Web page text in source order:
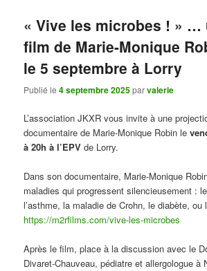
« Vive les microbes ! » …
film de Marie-Monique
le 5 septembre à Lorry
Publié le4 septembre 2025parvalerie
L’association JKXR vous invite à une
documentaire de Marie-Monique Robin le
à 20h à l’EPV de Lorry.
Dans son documentaire, Marie-Monique
maladies qui progressent silencieusement :
l’asthme, la maladie de Crohn, le diabète, ou
https://m2rfilms.com/vive-les-microbes
Après le film, place à la discussion avec le
Divaret-Chauveau, pédiatre et allergologue à